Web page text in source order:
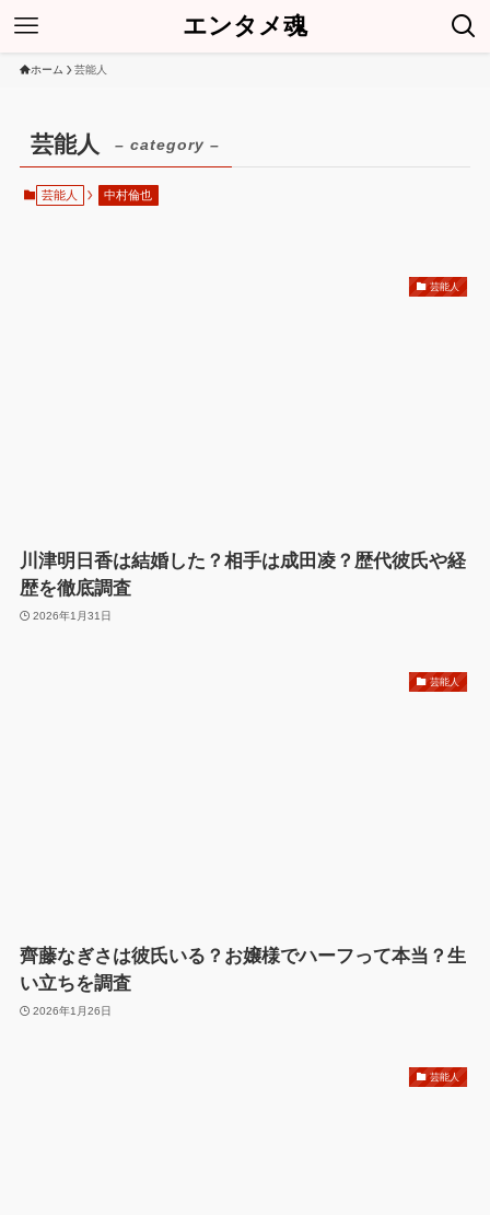
エンタメ魂
ホーム 芸能人
芸能人 – category –
芸能人 中村倫也
芸能人
川津明日香は結婚した？相手は成田凌？歴代彼氏や経
歴を徹底調査
2026年1月31日
芸能人
齊藤なぎさは彼氏いる？お嬢様でハーフって本当？生
い立ちを調査
2026年1月26日
芸能人